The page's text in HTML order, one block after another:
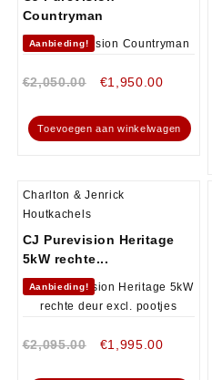
Countryman
Aanbieding!
€2,050.00 €1,950.00
Toevoegen aan winkelwagen
Charlton & Jenrick
Houtkachels
CJ Purevision Heritage
5kW rechte...
Aanbieding!
€2,095.00 €1,995.00